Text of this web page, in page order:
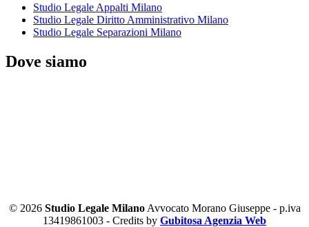
Studio Legale Appalti Milano
Studio Legale Diritto Amministrativo Milano
Studio Legale Separazioni Milano
Dove siamo
© 2026 Studio Legale MilanoAvvocato Morano Giuseppe - p.iva
13419861003 - Credits by Gubitosa Agenzia Web